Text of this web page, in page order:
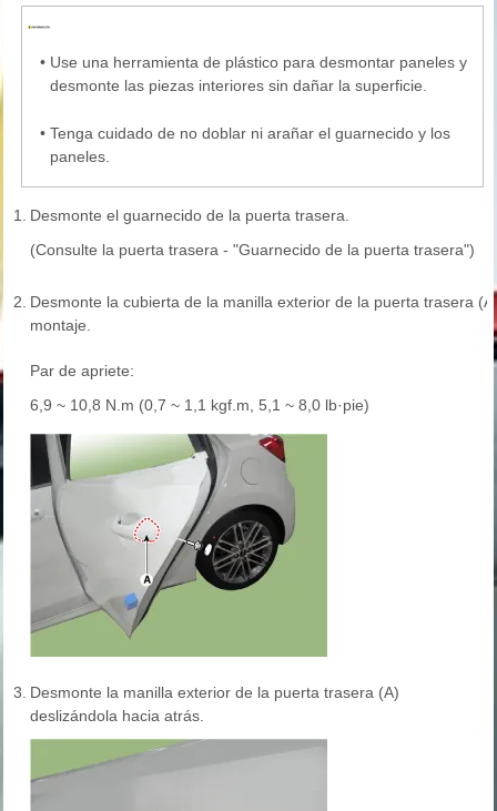
• Use una herramienta de plástico para desmontar paneles y
desmonte las piezas interiores sin dañar la superficie.
• Tenga cuidado de no doblar ni arañar el guarnecido y los
paneles.
1. Desmonte el guarnecido de la puerta trasera.
(Consulte la puerta trasera - "Guarnecido de la puerta trasera")
2. Desmonte la cubierta de la manilla exterior de la puerta trasera
montaje.
Par de apriete:
6,9 ~ 10,8 N.m (0,7 ~ 1,1 kgf.m, 5,1 ~ 8,0 lb·pie)
3. Desmonte la manilla exterior de la puerta trasera (A)
deslizándola hacia atrás.